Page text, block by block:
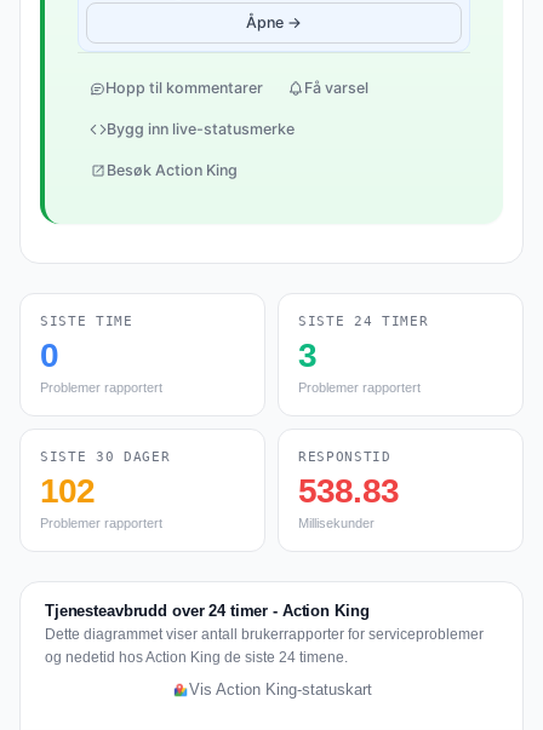
Åpne →
Hopp til kommentarer Få varsel
Bygg inn live-statusmerke
Besøk Action King
SISTE TIME
0
Problemer rapportert
SISTE 24 TIMER
3
Problemer rapportert
SISTE 30 DAGER
102
Problemer rapportert
RESPONSTID
538.83
Millisekunder
Tjenesteavbrudd over 24 timer - Action King
Dette diagrammet viser antall brukerrapporter for serviceproblemer
og nedetid hos Action King de siste 24 timene.
Vis Action King-statuskart